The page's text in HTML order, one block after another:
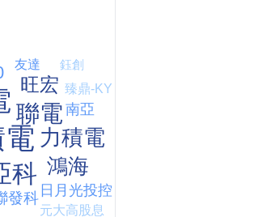
【我被黑了?】是真的聽不懂嗎...還是... #股票分析 #因果分析